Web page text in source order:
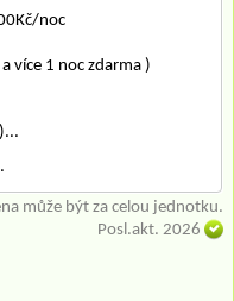
noc
více 1 noc zdarma )
může být za celou jednotku.
Posl.akt. 2026